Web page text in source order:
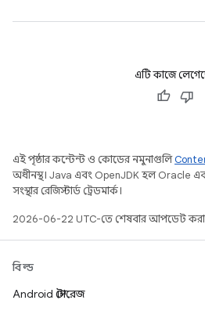
এটি কাজে
এই পৃষ্ঠার কন্টেন্ট ও কোডের নমুনাগুলি
অধীনস্থ। Java এবং OpenJDK হল Oracle
সংস্থার রেজিস্টার্ড ট্রেডমার্ক।
2026-06-22 UTC-তে শেষবার আপডেট করা
বিল্ড
Android স্টোরেজ